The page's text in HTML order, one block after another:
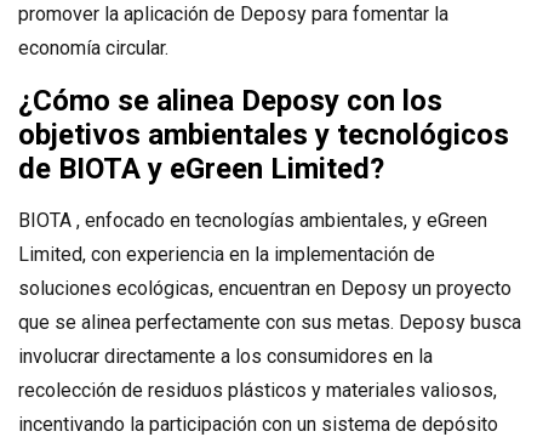
promover la aplicación de Deposy para fomentar la
economía circular.
¿Cómo se alinea Deposy con los
objetivos ambientales y tecnológicos
de BIOTA y eGreen Limited?
BIOTA , enfocado en tecnologías ambientales, y eGreen
Limited, con experiencia en la implementación de
soluciones ecológicas, encuentran en Deposy un proyecto
que se alinea perfectamente con sus metas. Deposy busca
involucrar directamente a los consumidores en la
recolección de residuos plásticos y materiales valiosos,
incentivando la participación con un sistema de depósito